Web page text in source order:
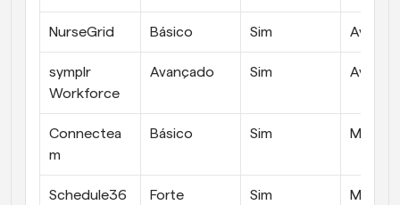
NurseGrid Básico Sim
symplr
Workforce
Avançado Sim
Connectea
m
Básico Sim
Schedule36
Forte Sim